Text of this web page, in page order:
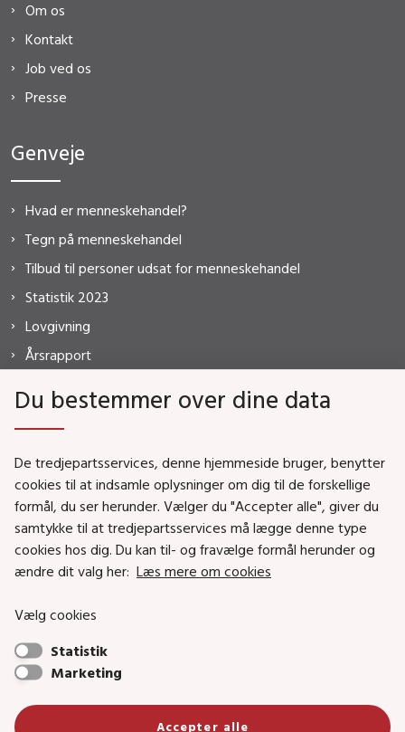
Om os
Kontakt
Job ved os
Presse
Genveje
Hvad er menneskehandel?
Tegn på menneskehandel
Tilbud til personer udsat for menneskehandel
Statistik 2023
Lovgivning
Årsrapport
MISTANKE?
HOTLINE
7020 2550
Du bestemmer over dine data
De tredjepartsservices, denne hjemmeside bruger, benytter
cookies til at indsamle oplysninger om dig til de forskellige
formål, du ser herunder. Vælger du "Accepter alle", giver du
samtykke til at tredjepartsservices må lægge denne type
cookies hos dig. Du kan til- og fravælge formål herunder og
ændre dit valg her: Læs mere om cookies
Vælg cookies
Statistik
Marketing
Accepter alle